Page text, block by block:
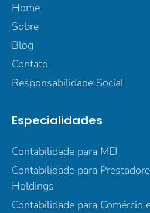
Home
Sobre
Blog
Contato
Responsabilidade Social
Especialidades
Contabilidade para MEI
Contabilidade para
Holdings
Contabilidade para Comércio